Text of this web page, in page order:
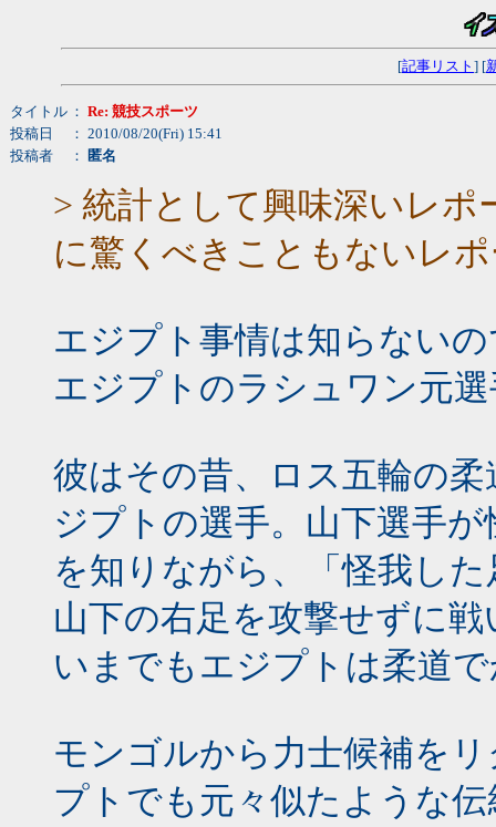
[記事リスト ] [
タイトル ： Re: 競技スポーツ
投稿日
： 2010/08/20(Fri) 15:41
投稿者
： 匿名
> 統計として興味深いレ
に驚くべきこともないレ
エジプト事情は知らない
エジプトのラシュワン元
彼はその昔、ロス五輪の
ジプトの選手。山下選手
を知りながら、「怪我し
山下の右足を攻撃せずに
いまでもエジプトは柔道
モンゴルから力士候補を
プトでも元々似たような